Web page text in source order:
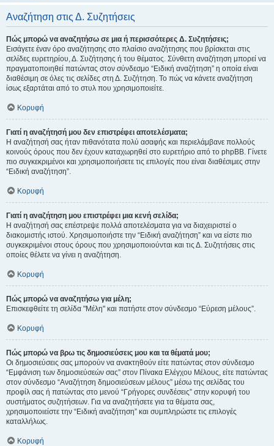
Αναζήτηση στις Δ. Συζητήσεις
Πώς μπορώ να αναζητήσω σε μια ή περισσότερες Δ. Συζητήσεις;
Εισάγετε έναν όρο αναζήτησης στο πλαίσιο αναζήτησης που βρίσκεται στις
σελίδες ευρετηρίου, Δ. Συζήτησης ή του θέματος. Σύνθετη αναζήτηση μπορεί να
πραγματοποιηθεί πατώντας στον σύνδεσμο “Ειδική αναζήτηση” η οποία είναι
διαθέσιμη σε όλες τις σελίδες στη Δ. Συζήτηση. Το πώς να κάνετε αναζήτηση
ίσως εξαρτάται από το στυλ που χρησιμοποιείτε.
Κορυφή
Γιατί η αναζήτησή μου δεν επιστρέφει αποτελέσματα;
Η αναζήτησή σας ήταν πιθανότατα πολύ ασαφής και περιελάμβανε πολλούς
κοινούς όρους που δεν έχουν καταχωρηθεί στο ευρετήριο από το phpBB. Γίνετε
πιο συγκεκριμένοι και χρησιμοποιήσετε τις επιλογές που είναι διαθέσιμες στην
“Ειδική αναζήτηση”.
Κορυφή
Γιατί η αναζήτηση μου επιστρέφει μια κενή σελίδα;
Η αναζήτησή σας επέστρεψε πολλά αποτελέσματα για να διαχειριστεί ο
διακομιστής ιστού. Χρησιμοποιήστε την “Ειδική αναζήτηση” και να είστε πιο
συγκεκριμένοι στους όρους που χρησιμοποιούνται και τις Δ. Συζητήσεις στις
οποίες θέλετε να γίνει η αναζήτηση.
Κορυφή
Πώς μπορώ να αναζητήσω για μέλη;
Επισκεφθείτε τη σελίδα "Μέλη" και πατήστε στον σύνδεσμο “Εύρεση μέλους”.
Κορυφή
Πώς μπορώ να βρω τις δημοσιεύσεις μου και τα θέματά μου;
Οι δημοσιεύσεις σας μπορούν να ανακτηθούν είτε πατώντας στον σύνδεσμο
“Εμφάνιση των δημοσιεύσεών σας” στον Πίνακα Ελέγχου Μέλους, είτε πατώντας
στον σύνδεσμο “Αναζήτηση δημοσιεύσεων μέλους” μέσω της σελίδας του
προφίλ σας ή πατώντας στο μενού “Γρήγορες συνδέσεις” στην κορυφή του
συστήματος συζητήσεων. Για να αναζητήσετε για τα θέματα σας,
χρησιμοποιείστε την “Ειδική αναζήτηση” και συμπληρώστε τις επιλογές
καταλλήλως.
Κορυφή